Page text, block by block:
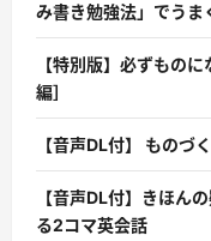
み書き勉強法」でうま
【特別版】必ずもの
編］
【音声DL付】 ものづ
【音声DL付】きほん
る2コマ英会話